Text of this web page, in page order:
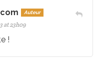
Auteur
at 23h09
!